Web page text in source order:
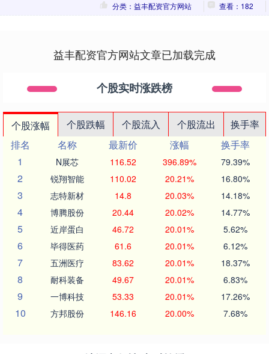
分类：益丰配资官方网站
查看：182
益丰配资官方网站文章已加载完成
个股实时涨跌榜
个股涨幅 个股跌幅 个股流入 个股流出
换手率
排名
名称 最新价 涨幅
换手率
1
N展芯 116.52 396.89% 79.39%
2 锐翔智能 110.02 20.21% 16.80%
3 志特新材 14.8 20.03% 14.18%
4 博腾股份 20.44 20.02% 14.77%
5 近岸蛋白 46.72 20.01% 5.62%
6 毕得医药 61.6 20.01% 6.12%
7 五洲医疗 83.62 20.01% 18.37%
8 耐科装备 49.67 20.01% 6.83%
9 一博科技 53.33 20.01% 17.26%
10 方邦股份 146.16 20.00% 7.68%